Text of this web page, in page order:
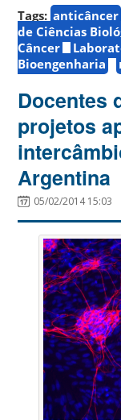
Tags: anticâncer
de Ciências
Câncer
Bioengenharia
Docentes
projetos
Argentina
05/02/2014 15:03